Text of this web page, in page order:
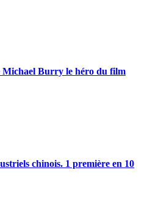
Michael Burry le héro du film
chinois. 1 première en 10